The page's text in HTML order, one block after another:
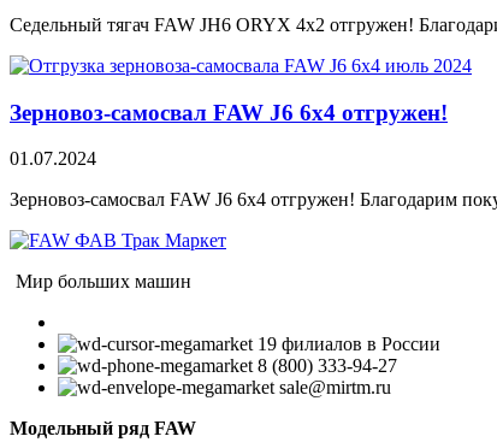
Седельный тягач FAW JH6 ORYX 4х2 отгружен!
Зерновоз-самосвал FAW J6 6х4 отгружен!
01.07.2024
Зерновоз-самосвал FAW J6 6х4 отгружен! Благодарим
Мир больших машин
19 филиалов в России
8 (800) 333-94-27
sale@mirtm.ru
Модельный ряд FAW